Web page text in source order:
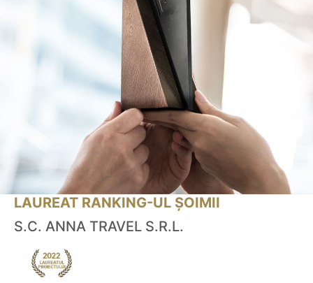
LAUREAT RANKING-UL ȘOIMII
S.C. ANNA TRAVEL S.R.L.